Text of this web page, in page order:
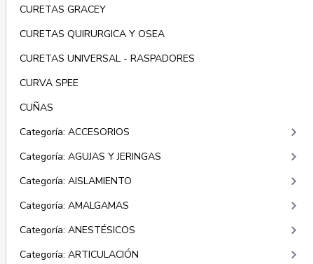
CURETAS GRACEY
CURETAS QUIRURGICA Y OSEA
CURETAS UNIVERSAL - RASPADORES
CURVA SPEE
CUÑAS
Categoría: ACCESORIOS
keyboard_arrow_right
Categoría: AGUJAS Y JERINGAS keyboard_arrow_right
Categoría: AISLAMIENTO keyboard_arrow_right
Categoría: AMALGAMAS keyboard_arrow_right
Categoría: ANESTÉSICOS keyboard_arrow_right
Categoría: ARTICULACIÓN keyboard_arrow_right